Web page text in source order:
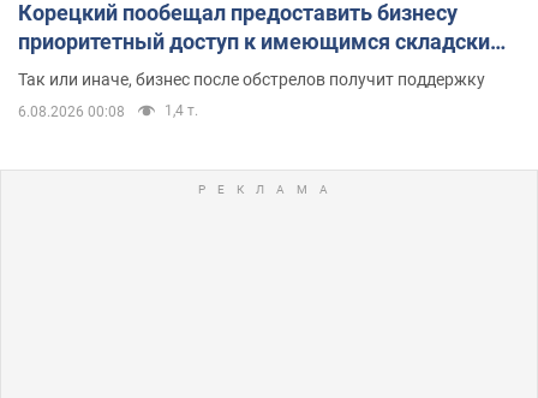
Корецкий пообещал предоставить бизнесу
приоритетный доступ к имеющимся складским
помещениям
Так или иначе, бизнес после обстрелов получит поддержку
6.08.2026 00:08 1,4 т.